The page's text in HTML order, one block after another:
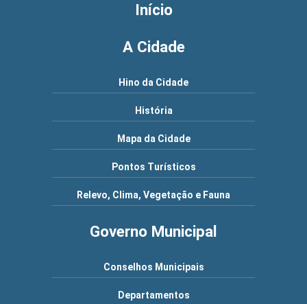
Início
A Cidade
Hino da Cidade
História
Mapa da Cidade
Pontos Turísticos
Relevo, Clima, Vegetação e Fauna
Governo Municipal
Conselhos Municipais
Departamentos